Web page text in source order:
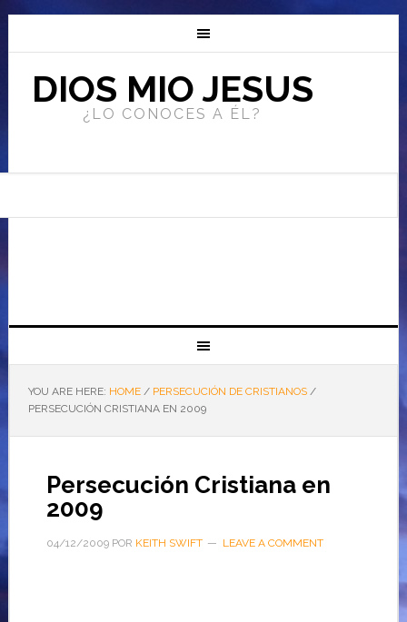
DIOS MIO JESUS
¿LO CONOCES A ÉL?
YOU ARE HERE: HOME / PERSECUCIÓN DE CRISTIANOS /
PERSECUCIÓN CRISTIANA EN 2009
Persecución Cristiana en
2009
04/12/2009POR KEITH SWIFT LEAVE A COMMENT